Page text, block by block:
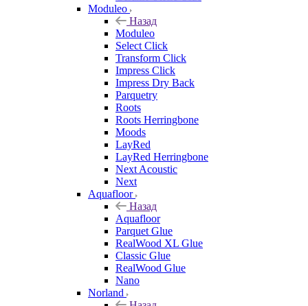
Moduleo
Назад
Moduleo
Select Click
Transform Click
Impress Click
Impress Dry Back
Parquetry
Roots
Roots Herringbone
Moods
LayRed
LayRed Herringbone
Next Acoustic
Next
Aquafloor
Назад
Aquafloor
Parquet Glue
RealWood XL Glue
Classic Glue
RealWood Glue
Nano
Norland